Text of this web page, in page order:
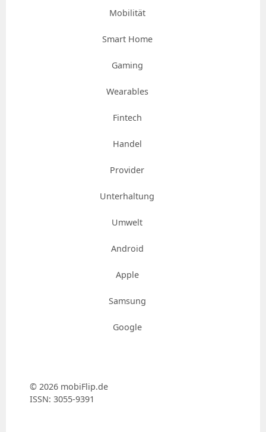
Mobilität
Smart Home
Gaming
Wearables
Fintech
Handel
Provider
Unterhaltung
Umwelt
Android
Apple
Samsung
Google
© 2026 mobiFlip.de
ISSN: 3055-9391